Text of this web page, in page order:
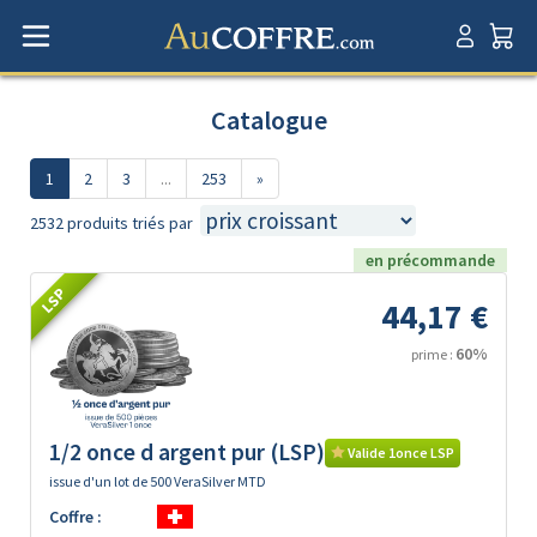
Catalogue
1 2 3 ... 253 »
2532 produits triés par
en précommande
LSP 44,17 €
prime : 60%
1/2 once d argent pur (LSP)
Valide 1once LSP
issue d'un lot de 500 VeraSilver MTD
Coffre :